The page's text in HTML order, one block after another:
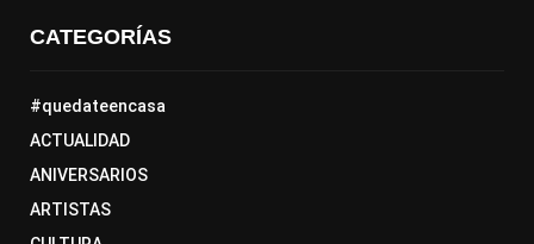
CATEGORÍAS
#quedateencasa
ACTUALIDAD
ANIVERSARIOS
ARTISTAS